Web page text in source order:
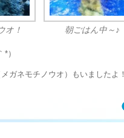
オ！ 朝ごはん中～♪
）
ガネモチノウオ）もいましたよ！